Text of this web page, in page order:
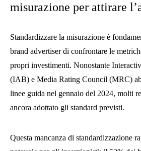
misurazione per attirare
Standardizzare la misurazione è
brand advertiser di confrontare le
propri investimenti. Nonostante
(IAB) e Media Rating Council (MRC)
linee guida nel gennaio del 2024, molti
ancora adottato gli standard previsti.
Questa mancanza di standardizzazione